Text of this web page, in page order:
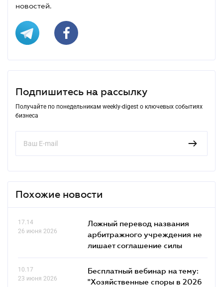
новостей.
Подпишитесь на рассылку
Получайте по понедельникам weekly-digest о ключевых событиях
бизнеса
Похожие новости
17.14
26 июня 2026
Ложный перевод названия
арбитражного учреждения не
лишает соглашение силы
10.17
23 июня 2026
Бесплатный вебинар на тему:
"Хозяйственные споры в 2026